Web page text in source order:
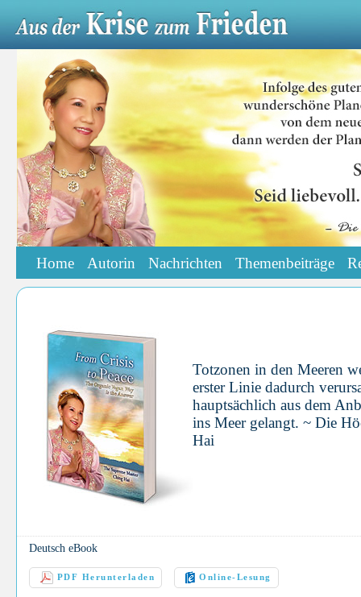
Home Autorin Nachrichten Themenbeiträge
Totzonen in den Meeren
erster Linie dadurch
hauptsächlich aus dem
ins Meer gelangt. ~ Die
Hai
Deutsch eBook
PDF Herunterladen Online-Lesung